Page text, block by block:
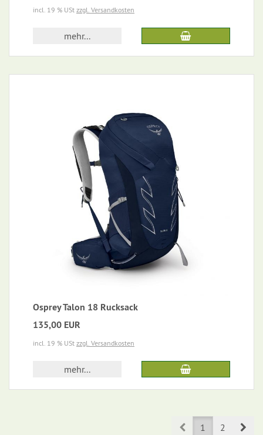
incl. 19 % USt zzgl. Versandkosten
mehr...
Osprey Talon 18 Rucksack
135,00 EUR
incl. 19 % USt zzgl. Versandkosten
mehr...
Prev1 2